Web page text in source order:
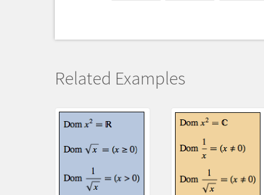
Related Examples